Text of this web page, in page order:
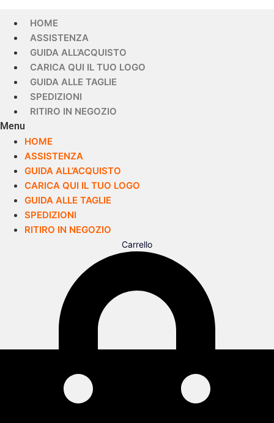
HOME
ASSISTENZA
GUIDA ALL’ACQUISTO
CARICA QUI IL TUO LOGO
GUIDA ALLE TAGLIE
SPEDIZIONI
RITIRO IN NEGOZIO
Menu
HOME
ASSISTENZA
GUIDA ALL’ACQUISTO
CARICA QUI IL TUO LOGO
GUIDA ALLE TAGLIE
SPEDIZIONI
RITIRO IN NEGOZIO
Carrello